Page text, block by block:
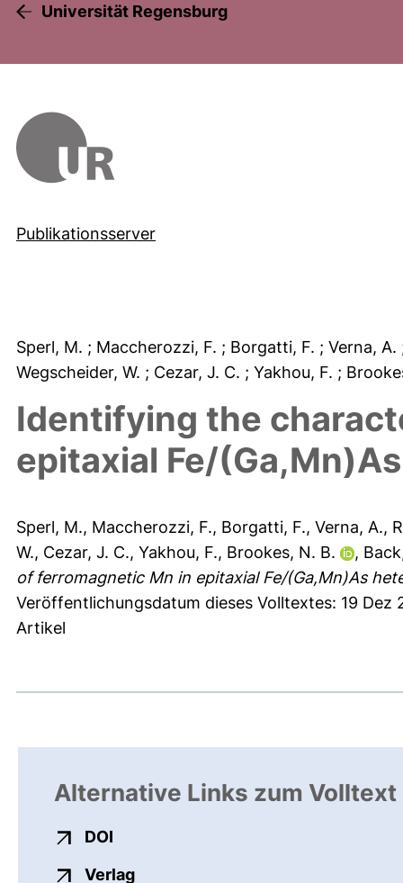
Universität Regensburg
Publikationsserver
Sperl, M. ; Maccherozzi, F. ; Borgatti, F. ; Verna, A.
Wegscheider, W. ; Cezar, J. C. ; Yakhou, F. ;
Identifying the
epitaxial Fe/
Sperl, M., Maccherozzi, F., Borgatti, F., Verna, A.,
W., Cezar, J. C., Yakhou, F., Brookes, N. B. ,
of ferromagnetic Mn in epitaxial Fe/(Ga,Mn)As
Veröffentlichungsdatum dieses Volltextes: 19 Dez
Artikel
Alternative Links zum Volltext
DOI
Verlagexterner Link, öffnet neues